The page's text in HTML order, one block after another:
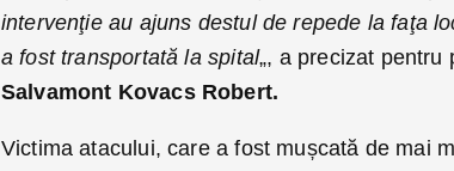
intervenţie au ajuns destul de repede la faţa
a fost transportată la spital„, a precizat pentru
Salvamont Kovacs Robert.
Victima atacului, care a fost mușcată de mai